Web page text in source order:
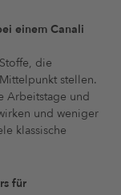
einem Canali
die
stellen.
Arbeitstage und
und weniger
klassische
für